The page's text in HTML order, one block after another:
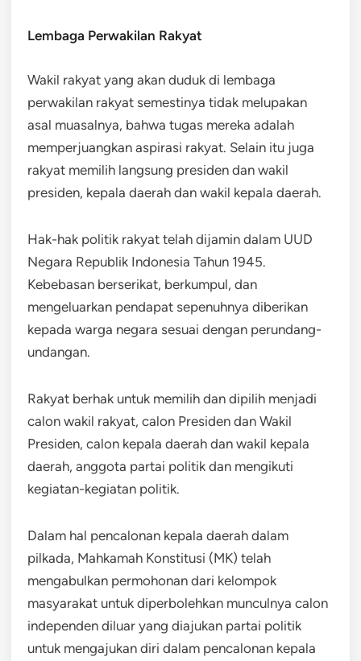
Lembaga Perwakilan Rakyat
Wakil rakyat yang akan duduk di lembaga
perwakilan rakyat semestinya tidak melupakan
asal muasalnya, bahwa tugas mereka adalah
memperjuangkan aspirasi rakyat. Selain itu juga
rakyat memilih langsung presiden dan wakil
presiden, kepala daerah dan wakil kepala daerah.
Hak-hak politik rakyat telah dijamin dalam UUD
Negara Republik Indonesia Tahun 1945.
Kebebasan berserikat, berkumpul, dan
mengeluarkan pendapat sepenuhnya diberikan
kepada warga negara sesuai dengan perundang-
undangan.
Rakyat berhak untuk memilih dan dipilih menjadi
calon wakil rakyat, calon Presiden dan Wakil
Presiden, calon kepala daerah dan wakil kepala
daerah, anggota partai politik dan mengikuti
kegiatan-kegiatan politik.
Dalam hal pencalonan kepala daerah dalam
pilkada, Mahkamah Konstitusi (MK) telah
mengabulkan permohonan dari kelompok
masyarakat untuk diperbolehkan munculnya calon
independen diluar yang diajukan partai politik
untuk mengajukan diri dalam pencalonan kepala